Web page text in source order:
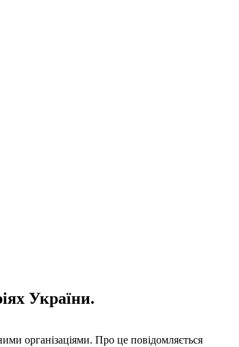
України.
організаціями. Про це повідомляється